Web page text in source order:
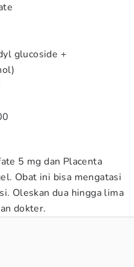
glucoside +
5 mg dan Placenta
Obat ini bisa mengatasi
Oleskan dua hingga lima
dokter.